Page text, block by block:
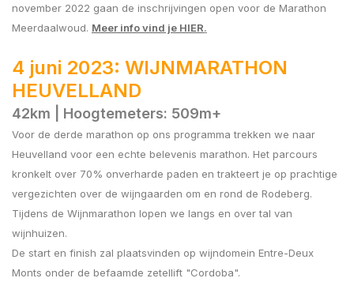
november 2022 gaan de inschrijvingen open voor de Marathon
Meerdaalwoud. Meer info vind je HIER.
4 juni 2023: WIJNMARATHON
HEUVELLAND
42km | Hoogtemeters: 509m+
Voor de derde marathon op ons programma trekken we naar
Heuvelland voor een echte belevenis marathon. Het parcours
kronkelt over 70% onverharde paden en trakteert je op prachtige
vergezichten over de wijngaarden om en rond de Rodeberg.
Tijdens de Wijnmarathon lopen we langs en over tal van
wijnhuizen.
De start en finish zal plaatsvinden op wijndomein Entre-Deux
Monts onder de befaamde zetellift "Cordoba".